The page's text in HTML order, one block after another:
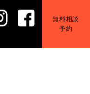
無料相談
予約